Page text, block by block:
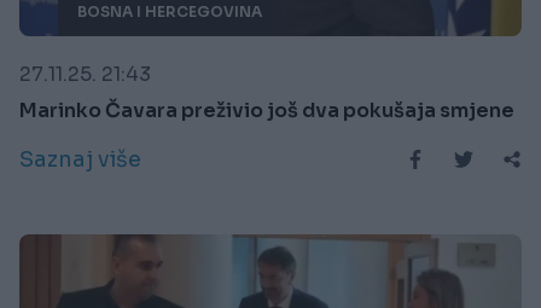
BOSNA I HERCEGOVINA
27.11.25. 21:43
Marinko Čavara preživio još dva pokušaja smjene
Saznaj više